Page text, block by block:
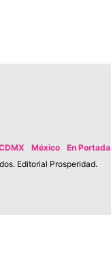
México
En Portada
Editorial Prosperidad.